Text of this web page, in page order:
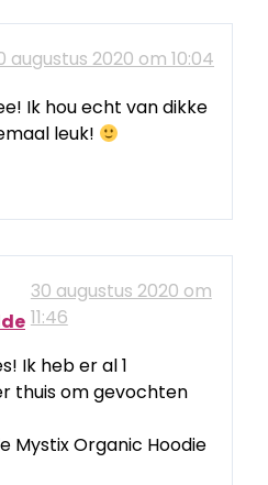
augustus 2020 om 10:04
Ik hou echt van dikke
leuk!
30 augustus 2020 om
11:46
Ik heb er al 1
thuis om gevochten
Mystix Organic Hoodie